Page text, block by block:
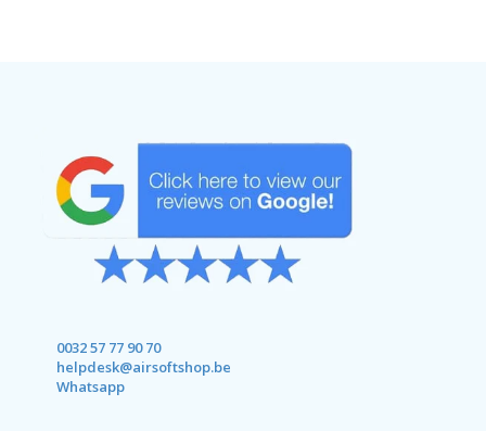
0032 57 77 90 70
helpdesk@airsoftshop.be
Whatsapp